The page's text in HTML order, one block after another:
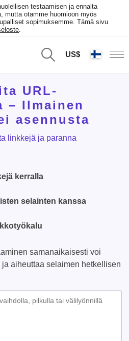
testaamisen ja ennalta
mutta otamme huomioon myös
sopimuksemme. Tämä sivu
.
US$
URL-
– Ilmainen
asennusta
linkkejä ja paranna
kerralla
selainten kanssa
samanaikaisesti voi
aiheuttaa selaimen hetkellisen
pilkulla tai välilyönnillä